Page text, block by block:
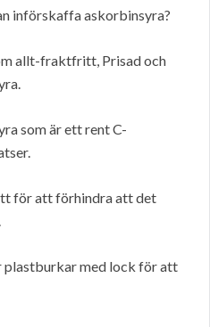
införskaffa askorbinsyra?
allt-fraktfritt, Prisad och
som är ett rent C-
för att förhindra att det
plastburkar med lock för att